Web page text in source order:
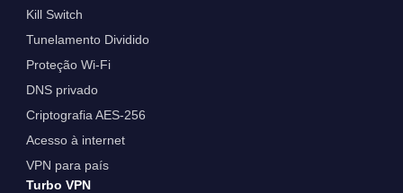
Kill Switch
Tunelamento Dividido
Proteção Wi-Fi
DNS privado
Criptografia AES-256
Acesso à internet
VPN para país
Turbo VPN